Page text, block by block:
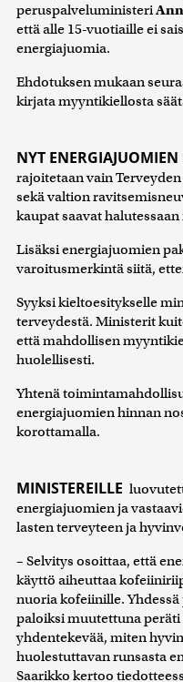
peruspalveluministeri
että alle 15-vuotiaille ei
energiajuomia.
Ehdotuksen mukaan
kirjata myyntikiellosta
NYT ENERGIAJUOMIEN
rajoitetaan vain
sekä valtion
kaupat saavat
Lisäksi energiajuomien
varoitusmerkintä siitä,
Syyksi kieltoesitykselle
terveydestä. Ministerit
että mahdollisen
huolellisesti.
Yhtenä
energiajuomien hinnan
korottamalla.
MINISTEREILLE
energiajuomien ja
lasten terveyteen ja
– Selvitys osoittaa, että
käyttö aiheuttaa
nuoria kofeiinille.
paloiksi muutettuna peräti
yhdentekevää, miten
huolestuttavan runsasta
Saarikko kertoo